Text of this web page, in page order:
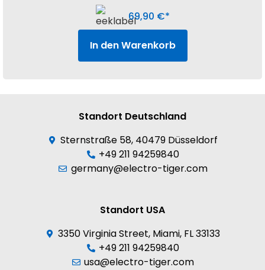
69,90 €
In den Warenkorb
Standort Deutschland
Sternstraße 58, 40479 Düsseldorf
+49 211 94259840
germany@electro-tiger.com
Standort USA
3350 Virginia Street, Miami, FL 33133
+49 211 94259840
usa@electro-tiger.com